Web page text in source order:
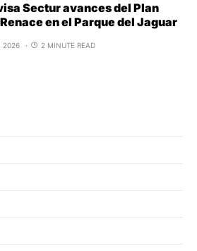
Sectur avances del Plan
en el Parque del Jaguar
2026 2 MINUTE READ